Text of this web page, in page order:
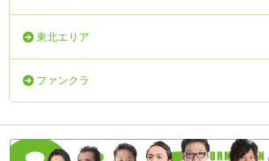
東北エリア
ファンクラ